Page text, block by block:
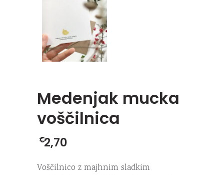
Medenjak mucka
voščilnica
€2,70
Voščilnico z majhnim sladkim